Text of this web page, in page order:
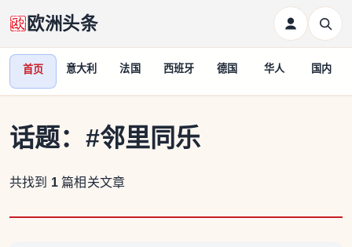
欧洲头条
首页 意大利 法国 西班牙 德国 华人 国内
话题： #邻里同乐
共找到 1 篇相关文章